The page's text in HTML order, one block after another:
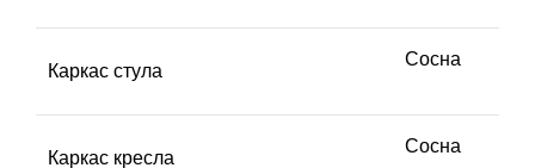
Каркас стула
Сосна
Каркас кресла
Сосна